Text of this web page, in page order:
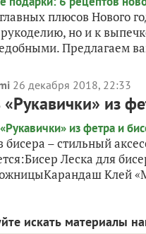
плюсов Нового
рукоделию, но и к
Предлагаем
26 декабря 2018, 22:33
из
бисера – стильный
Леска для
Клей
искать материалы